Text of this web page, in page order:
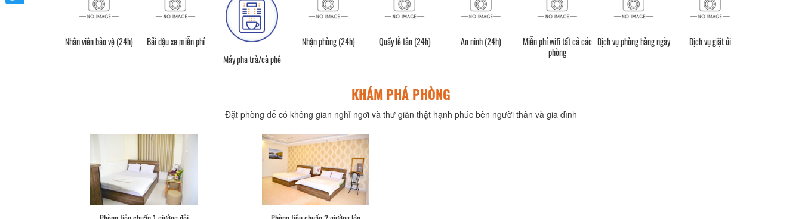
Nhân viên bảo vệ (24h)
Bãi đậu xe miễn phí
Máy pha trà/cà phê
Nhận phòng (24h) Quầy lễ tân (24h) An ninh (24h)
Miễn phí wifi tất cả các
phòng
Dịch vụ phòng hàng ngày Dịch vụ giặt ủi
KHÁM PHÁ PHÒNG
Đặt phòng để có không gian nghỉ ngơi và thư giãn thật hạnh phúc bên người thân và gia đình